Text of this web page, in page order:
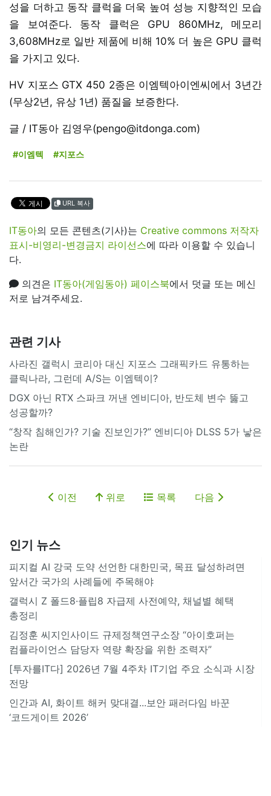
성을 더하고 동작 클럭을 더욱 높여 성능 지향적인 모습
을 보여준다. 동작 클럭은 GPU 860MHz, 메모리
3,608MHz로 일반 제품에 비해 10% 더 높은 GPU 클럭
을 가지고 있다.
HV 지포스 GTX 450 2종은 이엠텍아이엔씨에서 3년간
(무상2년, 유상 1년) 품질을 보증한다.
글 / IT동아 김영우(pengo@itdonga.com)
#이엠텍 #지포스
URL 복사
IT동아의 모든 콘텐츠(기사)는 Creative commons 저작자
표시-비영리-변경금지 라이선스에 따라 이용할 수 있습니
다.
의견은 IT동아(게임동아) 페이스북에서 덧글 또는 메신
저로 남겨주세요.
관련 기사
사라진 갤럭시 코리아 대신 지포스 그래픽카드 유통하는
클릭나라, 그런데 A/S는 이엠텍이?
DGX 아닌 RTX 스파크 꺼낸 엔비디아, 반도체 변수 뚫고
성공할까?
“창작 침해인가? 기술 진보인가?” 엔비디아 DLSS 5가 낳은
논란
이전 위로 목록 다음
인기 뉴스
피지컬 AI 강국 도약 선언한 대한민국, 목표 달성하려면
앞서간 국가의 사례들에 주목해야
갤럭시 Z 폴드8·플립8 자급제 사전예약, 채널별 혜택
총정리
김정훈 씨지인사이드 규제정책연구소장 “아이호퍼는
컴플라이언스 담당자 역량 확장을 위한 조력자”
[투자를IT다] 2026년 7월 4주차 IT기업 주요 소식과 시장
전망
인간과 AI, 화이트 해커 맞대결...보안 패러다임 바꾼
‘코드게이트 2026’